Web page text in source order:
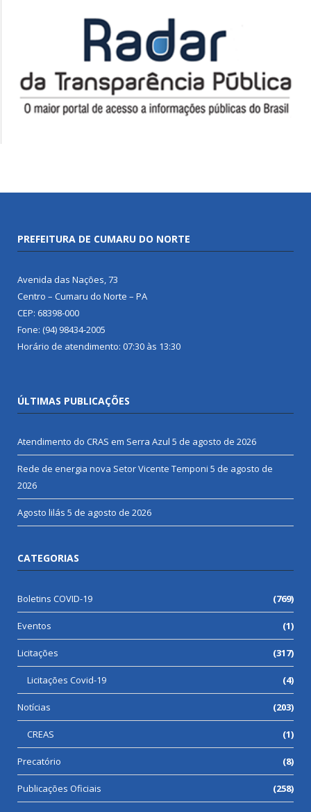
PREFEITURA DE CUMARU DO NORTE
Avenida das Nações, 73
Centro – Cumaru do Norte – PA
CEP: 68398-000
Fone: (94) 98434-2005
Horário de atendimento: 07:30 às 13:30
ÚLTIMAS PUBLICAÇÕES
Atendimento do CRAS em Serra Azul 5 de agosto de 2026
Rede de energia nova Setor Vicente Temponi 5 de agosto de
2026
Agosto lilás 5 de agosto de 2026
CATEGORIAS
Boletins COVID-19 (769)
Eventos (1)
Licitações (317)
Licitações Covid-19 (4)
Notícias (203)
CREAS (1)
Precatório (8)
Publicações Oficiais (258)